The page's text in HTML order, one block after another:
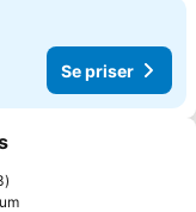
Se priser
Favoriter